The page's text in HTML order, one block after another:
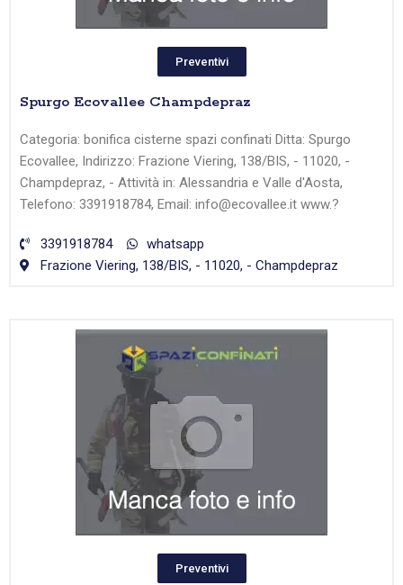
Preventivi
Spurgo Ecovallee Champdepraz
Categoria: bonifica cisterne spazi confinati Ditta: Spurgo
Ecovallee, Indirizzo: Frazione Viering, 138/BIS, - 11020, -
Champdepraz, - Attività in: Alessandria e Valle d'Aosta,
Telefono: 3391918784, Email: info@ecovallee.it www.?
3391918784
whatsapp
Frazione Viering, 138/BIS, - 11020, - Champdepraz
Preventivi